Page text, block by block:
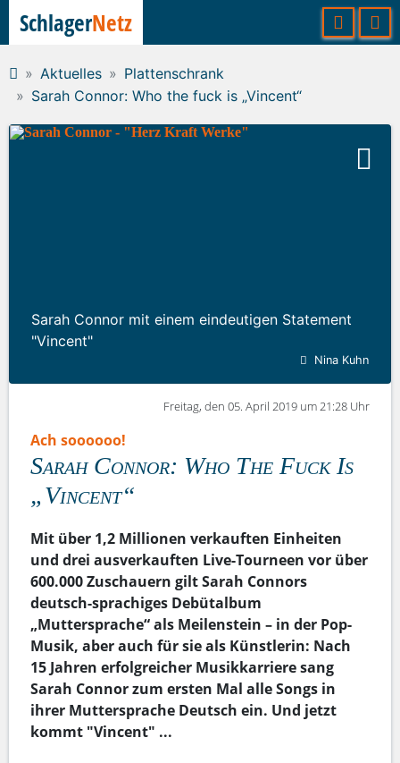
Aktuelles
Plattenschrank
Sarah Connor: Who the fuck is „Vincent“
Sarah Connor mit einem eindeutigen Statement
"Vincent"
Nina Kuhn
Freitag, den 05. April 2019 um 21:28 Uhr
Ach soooooo!
Sarah Connor: Who The Fuck Is
„Vincent“
Mit über 1,2 Millionen verkauften Einheiten
und drei ausverkauften Live-Tourneen vor über
600.000 Zuschauern gilt Sarah Connors
deutsch-sprachiges Debütalbum
„Muttersprache“ als Meilenstein – in der Pop-
Musik, aber auch für sie als Künstlerin: Nach
15 Jahren erfolgreicher Musikkarriere sang
Sarah Connor zum ersten Mal alle Songs in
ihrer Muttersprache Deutsch ein. Und jetzt
kommt "Vincent" ...
SchlagerNetz